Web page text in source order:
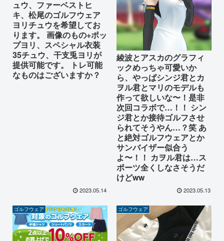
ュウ、ファーベストヒ
キ、松尾のゴルフウェア
ヨリチュウを希望してお
ります。 画像のもの+ポッ
プヨリ、スペシャル衣装
35チュウ、干支兎ヨリが
提供可能です。 トレ可能
なものはございますか？
2023.05.14
綾波とアスカのグラフィ
ックめっちゃ可愛いか
ら、やっぱシンジ君とカ
ヲル君とマリのモデルも
作って欲しいな〜！是非
次回コラボで…！！ シン
ジ君とか接待ゴルフさせ
られてそうやん…？笑 あ
と絶対ゴルフウェアとか
サンバイザー似合う
よ〜！！ カヲル君は…ス
ポーツ全くしなさそうだ
けどww
2023.05.13
ゴルフウェア ゴルフウェア